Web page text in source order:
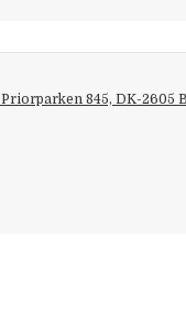
Priorparken 845, DK-2605